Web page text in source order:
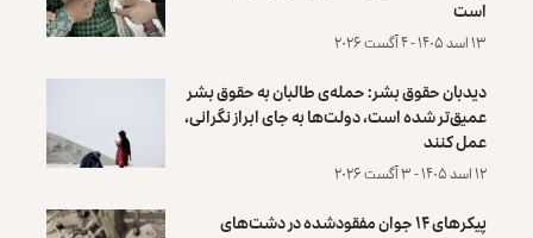
است
۱۳ اسد ۱۴۰۵ - ۴ آگست ۲۰۲۶
دیدبان حقوق بشر: حمله‌ی طالبان به حقوق بشر
عمیق‌تر شده است، دولت‌ها به جای ابراز نگرانی،
عمل کنند
۱۲ اسد ۱۴۰۵ - ۳ آگست ۲۰۲۶
پیکرهای ۱۴ جوان مفقودشده در دشت‌های